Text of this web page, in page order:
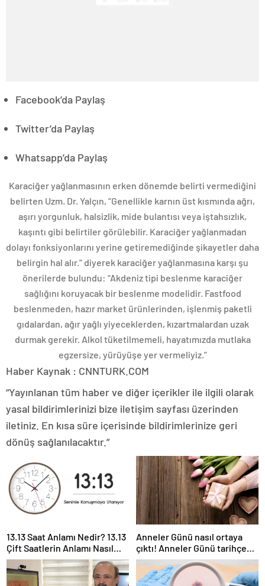
Facebook’da Paylaş
Twitter’da Paylaş
Whatsapp’da Paylaş
Karaciğer yağlanmasının erken dönemde belirti vermediğini
belirten Uzm. Dr. Yalçın, “Genellikle karnın üst kısmında ağrı,
aşırı yorgunluk, halsizlik, mide bulantısı veya iştahsızlık,
kaşıntı gibi belirtiler görülebilir. Karaciğer yağlanmadan
dolayı fonksiyonlarını yerine getiremediğinde şikayetler daha
belirgin hal alır.” diyerek karaciğer yağlanmasına karşı şu
önerilerde bulundu: “Akdeniz tipi beslenme karaciğer
sağlığını koruyacak bir beslenme modelidir. Fastfood
beslenmeden, hazır market ürünlerinden, işlenmiş paketli
gıdalardan, ağır yağlı yiyeceklerden, kızartmalardan uzak
durmak gerekir. Alkol tüketilmemeli, hayatımızda mutlaka
egzersize, yürüyüşe yer vermeliyiz.”
Haber Kaynak : CNNTURK.COM
“Yayınlanan tüm haber ve diğer içerikler ile ilgili olarak
yasal bildirimlerinizi bize iletişim sayfası üzerinden
iletiniz. En kısa süre içerisinde bildirimlerinize geri
dönüş sağlanılacaktır.”
13.13 Saat Anlamı Nedir? 13.13
Çift Saatlerin Anlamı Nasıl
Yorumlanır?
Anneler Günü nasıl ortaya
çıktı! Anneler Günü tarihçesi!
Anneler Günü ilk kez ne
zaman kutlandı?